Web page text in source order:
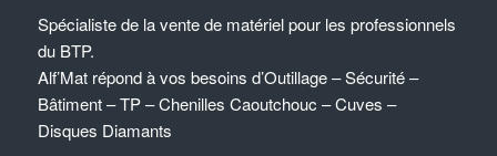
Spécialiste de la vente de matériel pour les professionnels
du BTP.
Alf’Mat répond à vos besoins d’Outillage – Sécurité –
Bâtiment – TP – Chenilles Caoutchouc – Cuves –
Disques Diamants